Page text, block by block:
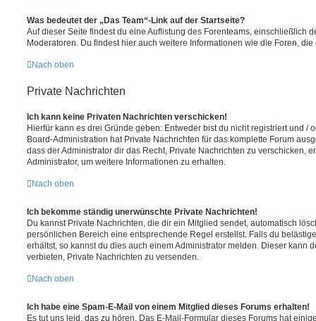
Was bedeutet der „Das Team“-Link auf der Startseite?
Auf dieser Seite findest du eine Auflistung des Forenteams, einschließlich
Moderatoren. Du findest hier auch weitere Informationen wie die Foren,
Nach oben
Private Nachrichten
Ich kann keine Privaten Nachrichten verschicken!
Hierfür kann es drei Gründe geben: Entweder bist du nicht registriert und /
Board-Administration hat Private Nachrichten für das komplette Forum
dass der Administrator dir das Recht, Private Nachrichten zu verschicken,
Administrator, um weitere Informationen zu erhalten.
Nach oben
Ich bekomme ständig unerwünschte Private Nachrichten!
Du kannst Private Nachrichten, die dir ein Mitglied sendet, automatisch
persönlichen Bereich eine entsprechende Regel erstellst. Falls du
erhältst, so kannst du dies auch einem Administrator melden. Dieser kann
verbieten, Private Nachrichten zu versenden.
Nach oben
Ich habe eine Spam-E-Mail von einem Mitglied dieses Forums erhalten!
Es tut uns leid, das zu hören. Das E-Mail-Formular dieses Forums hat